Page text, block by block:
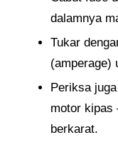
dalamnya
Tukar
(amperage)
Periksa
motor kipas
berkarat.